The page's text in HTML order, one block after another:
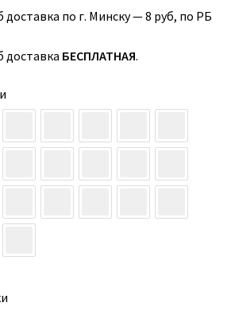
цена:
доставка по г. Минску — 8 руб, по РБ
доставка БЕСПЛАТНАЯ.